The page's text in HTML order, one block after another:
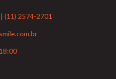
(11) 2574-2701